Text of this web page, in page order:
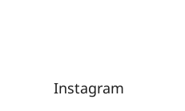
Instagram